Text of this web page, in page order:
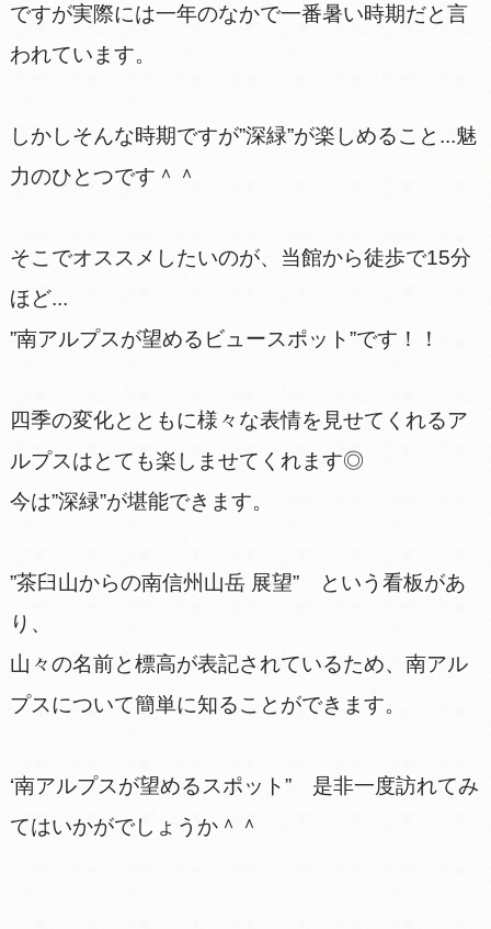
ですが実際には一年のなかで一番暑い時期だと言
われています。
しかしそんな時期ですが”深緑”が楽しめること...魅
力のひとつです＾＾
そこでオススメしたいのが、当館から徒歩で15分
ほど...
”南アルプスが望めるビュースポット”です！！
四季の変化とともに様々な表情を見せてくれるア
ルプスはとても楽しませてくれます◎
今は”深緑”が堪能できます。
”茶臼山からの南信州山岳 展望” という看板があ
り、
山々の名前と標高が表記されているため、南アル
プスについて簡単に知ることができます。
‘南アルプスが望めるスポット” 是非一度訪れてみ
てはいかがでしょうか＾＾